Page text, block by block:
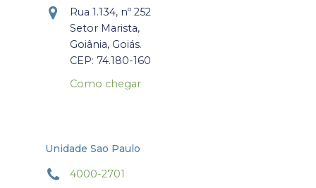
Rua 1.134, nº 252
Setor Marista,
Goiânia, Goiás.
CEP: 74.180-160
Como chegar
Unidade Sao Paulo
4000-2701